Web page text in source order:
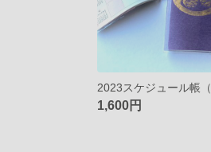
1,600円